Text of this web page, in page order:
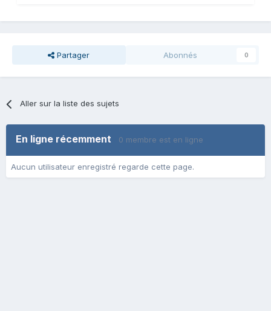
Partager Abonnés 0
Aller sur la liste des sujets
En ligne récemment 0 membre est en ligne
Aucun utilisateur enregistré regarde cette page.